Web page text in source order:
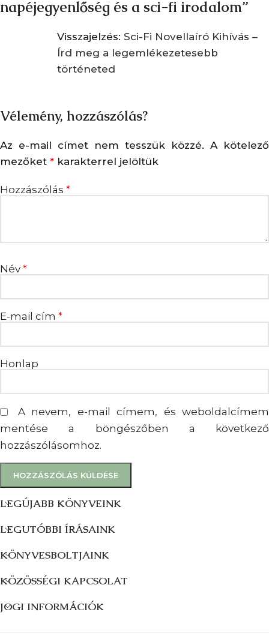
napéjegyenlőség és a sci-fi irodalom”
Visszajelzés: Sci-Fi Novellaíró Kihívás –
Írd meg a legemlékezetesebb
történeted
Vélemény, hozzászólás?
Az e-mail címet nem tesszük közzé. A kötelező
mezőket * karakterrel jelöltük
Hozzászólás *
Név *
E-mail cím *
Honlap
A nevem, e-mail címem, és weboldalcímem
mentése a böngészőben a következő
hozzászólásomhoz.
LEGÚJABB KÖNYVEINK
LEGUTÓBBI ÍRÁSAINK
KÖNYVESBOLTJAINK
KÖZÖSSÉGI KAPCSOLAT
JOGI INFORMÁCIÓK